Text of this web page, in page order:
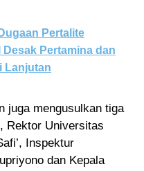
Pertalite
Pertamina dan
Lanjutan
juga mengusulkan tiga
Rektor Universitas
Inspektur
dan Kepala